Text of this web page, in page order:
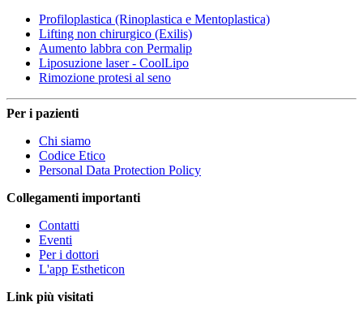
Profiloplastica (Rinoplastica e Mentoplastica)
Lifting non chirurgico (Exilis)
Aumento labbra con Permalip
Liposuzione laser - CoolLipo
Rimozione protesi al seno
Per i pazienti
Chi siamo
Codice Etico
Personal Data Protection Policy
Collegamenti importanti
Contatti
Eventi
Per i dottori
L'app Estheticon
Link più visitati